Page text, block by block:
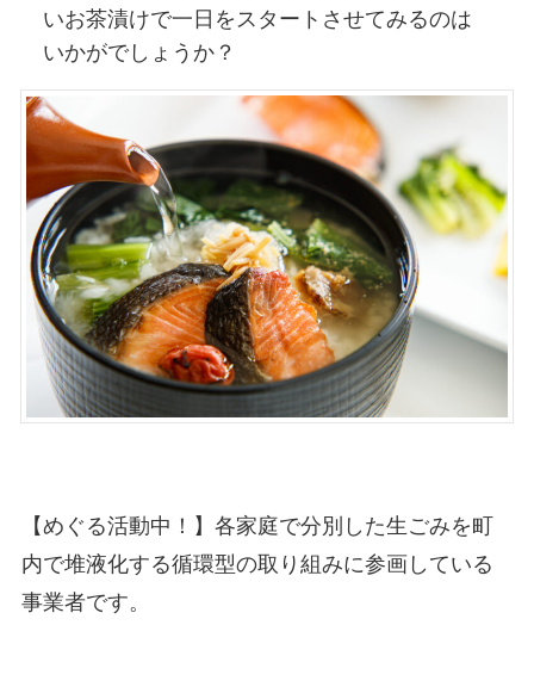
いお茶漬けで一日をスタートさせてみるのは
いかがでしょうか？
【めぐる活動中！】各家庭で分別した生ごみを町
内で堆液化する循環型の取り組みに参画している
事業者です。